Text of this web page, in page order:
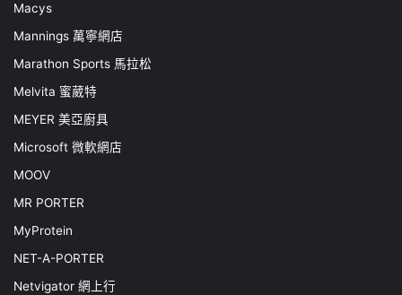
Macys
Mannings 萬寧網店
Marathon Sports 馬拉松
Melvita 蜜葳特
MEYER 美亞廚具
Microsoft 微軟網店
MOOV
MR PORTER
MyProtein
NET-A-PORTER
Netvigator 網上行